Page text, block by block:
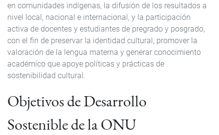
en comunidades indígenas, la difusión de los resultados a
nivel local, nacional e internacional, y la participación
activa de docentes y estudiantes de pregrado y posgrado,
con el fin de preservar la identidad cultural, promover la
valoración de la lengua materna y generar conocimiento
académico que apoye políticas y prácticas de
sostenibilidad cultural.
Objetivos de Desarrollo
Sostenible de la ONU